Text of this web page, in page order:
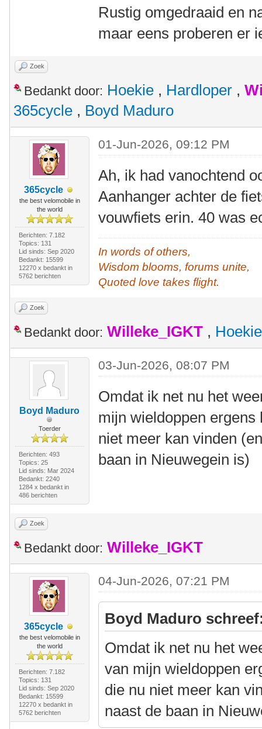
Rustig omgedraaid en
maar eens proberen er
Zoek
Bedankt door: Hoekie , Hardloper ,
365cycle , Boyd Maduro
365cycle
the best velomobile in
the world
Berichten: 7.182
Topics: 131
Lid sinds: Sep 2020
Bedankt: 15599
12270 x bedankt in
5762 berichten
01-Jun-2026, 09:12 PM
Ah, ik had vanochtend
Aanhanger achter de
vouwfiets erin. 40 was
In words of others,
Wisdom blooms, forums unite,
Quoted love takes flight.
Zoek
Bedankt door: Willeke_IGKT , Hoekie
Boyd Maduro
Toerder
Berichten: 493
Topics: 25
Lid sinds: Mar 2024
Bedankt: 2240
1284 x bedankt in
486 berichten
03-Jun-2026, 08:07 PM
Omdat ik net nu het
mijn wieldoppen
niet meer kan vinden
baan in Nieuwegein is)
Zoek
Bedankt door: Willeke_IGKT
365cycle
the best velomobile in
the world
Berichten: 7.182
Topics: 131
Lid sinds: Sep 2020
Bedankt: 15599
12270 x bedankt in
5762 berichten
04-Jun-2026, 07:21 PM
Boyd Maduro
Omdat ik net nu het
van mijn wieldoppen
die nu niet meer kan
naast de baan in